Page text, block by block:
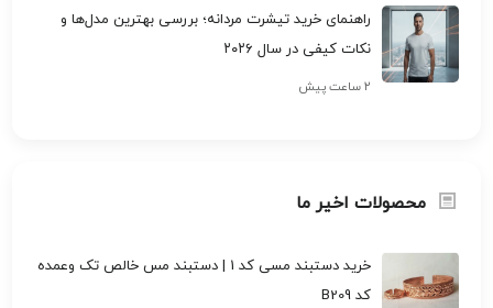
راهنمای خرید تیشرت مردانه؛ بررسی بهترین مدل‌ها و
نکات کیفی در سال ۲۰۲۶
۲ ساعت پیش
محصولات اخیر ما
خرید دستبند مسی کد 1 | دستبند مس خالص تک وعمده
کد B209